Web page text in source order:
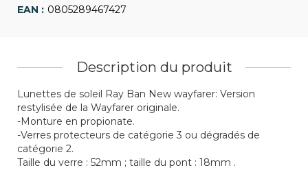
0805289467427
Description du produit
Lunettes de soleil Ray Ban New wayfarer: Version
restylisée de la Wayfarer originale.
-Monture en propionate.
-Verres protecteurs de catégorie 3 ou dégradés de
catégorie 2.
Taille du verre : 52mm ; taille du pont : 18mm .